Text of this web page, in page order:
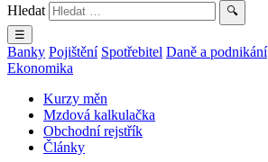
Hledat
🔍
☰
Banky Pojištění Spotřebitel Daně a podnikání
Ekonomika
Kurzy měn
Mzdová kalkulačka
Obchodní rejstřík
Články